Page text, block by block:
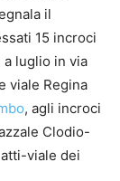
il
15 incroci
luglio in via
viale Regina
, agli incroci
Clodio-
viale dei